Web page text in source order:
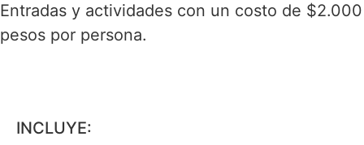
Entradas y actividades con un costo de $2.000
pesos por persona.
INCLUYE: